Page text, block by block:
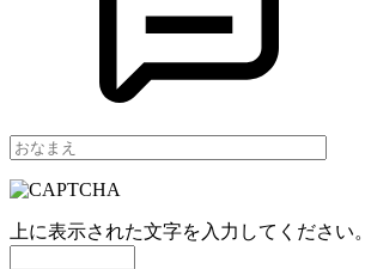
上に表示された文字を入力してください。